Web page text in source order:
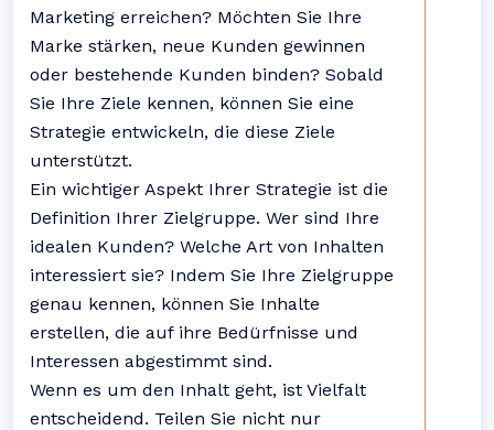
Marketing erreichen? Möchten Sie Ihre
Marke stärken, neue Kunden gewinnen
oder bestehende Kunden binden? Sobald
Sie Ihre Ziele kennen, können Sie eine
Strategie entwickeln, die diese Ziele
unterstützt.
Ein wichtiger Aspekt Ihrer Strategie ist die
Definition Ihrer Zielgruppe. Wer sind Ihre
idealen Kunden? Welche Art von Inhalten
interessiert sie? Indem Sie Ihre Zielgruppe
genau kennen, können Sie Inhalte
erstellen, die auf ihre Bedürfnisse und
Interessen abgestimmt sind.
Wenn es um den Inhalt geht, ist Vielfalt
entscheidend. Teilen Sie nicht nur